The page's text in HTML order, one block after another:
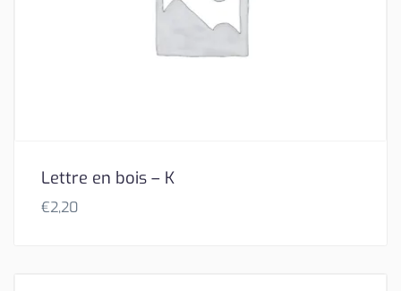
Lettre en bois – K
€2,20